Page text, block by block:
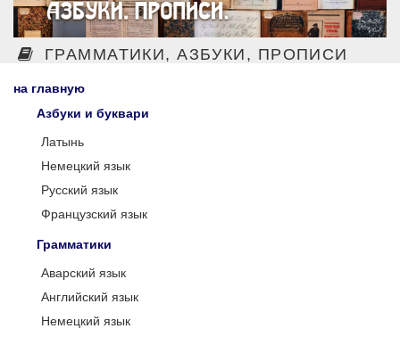
ГРАММАТИКИ, АЗБУКИ, ПРОПИСИ
на главную
Азбуки и буквари
Латынь
Немецкий язык
Русский язык
Французский язык
Грамматики
Аварский язык
Английский язык
Немецкий язык